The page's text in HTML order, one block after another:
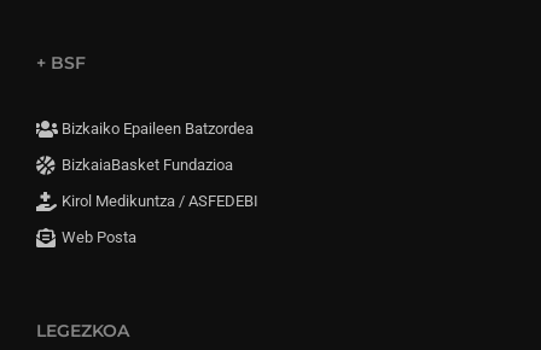
+ BSF
Bizkaiko Epaileen Batzordea
BizkaiaBasket Fundazioa
Kirol Medikuntza / ASFEDEBI
Web Posta
LEGEZKOA